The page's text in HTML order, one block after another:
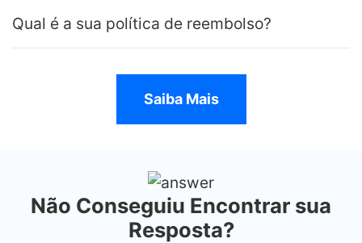
Qual é a sua política de reembolso?
Saiba Mais
Não Conseguiu Encontrar sua
Resposta?